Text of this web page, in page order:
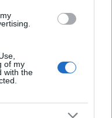
of my
with the